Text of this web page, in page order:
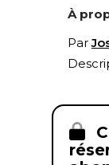
À
Par